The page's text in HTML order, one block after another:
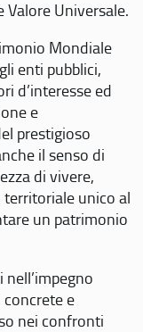
Valore Universale.
Mondiale
enti pubblici,
d’interesse ed
e
prestigioso
il senso di
di vivere,
unico al
un patrimonio
e
nei confronti